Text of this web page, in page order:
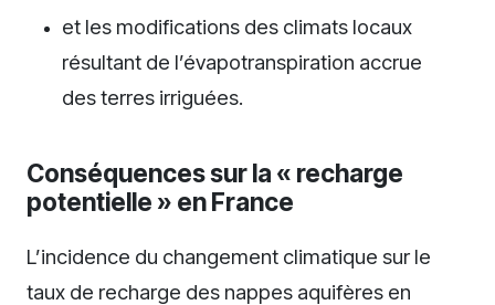
et les modifications des climats locaux
résultant de l’évapotranspiration accrue
des terres irriguées.
Conséquences sur la « recharge
potentielle » en France
L’incidence du changement climatique sur le
taux de recharge des nappes aquifères en